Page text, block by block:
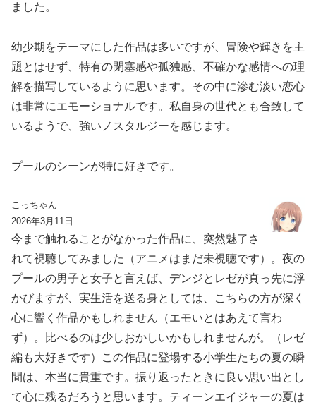
ました。
幼少期をテーマにした作品は多いですが、冒険や輝きを主
題とはせず、特有の閉塞感や孤独感、不確かな感情への理
解を描写しているように思います。その中に滲む淡い恋心
は非常にエモーショナルです。私自身の世代とも合致して
いるようで、強いノスタルジーを感じます。
プールのシーンが特に好きです。
こっちゃん
2026年3月11日
今まで触れることがなかった作品に、突然魅了さ
れて視聴してみました（アニメはまだ未視聴です）。夜の
プールの男子と女子と言えば、デンジとレゼが真っ先に浮
かびますが、実生活を送る身としては、こちらの方が深く
心に響く作品かもしれません（エモいとはあえて言わ
ず）。比べるのは少しおかしいかもしれませんが。（レゼ
編も大好きです）この作品に登場する小学生たちの夏の瞬
間は、本当に貴重です。振り返ったときに良い思い出とし
て心に残るだろうと思います。ティーンエイジャーの夏は